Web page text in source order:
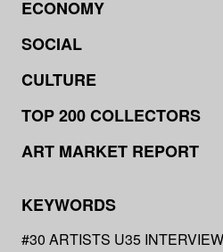
ECONOMY
SOCIAL
CULTURE
TOP 200 COLLECTORS
ART MARKET REPORT
KEYWORDS
#30 ARTISTS U35 INTERVIEW